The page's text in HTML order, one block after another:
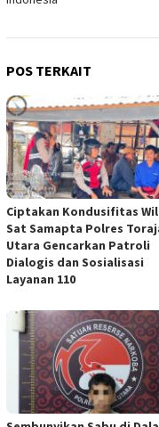
POS TERKAIT
Ciptakan Kondusifitas
Sat Samapta Polres
Utara Gencarkan Patroli
Dialogis dan Sosialisasi
Layanan 110